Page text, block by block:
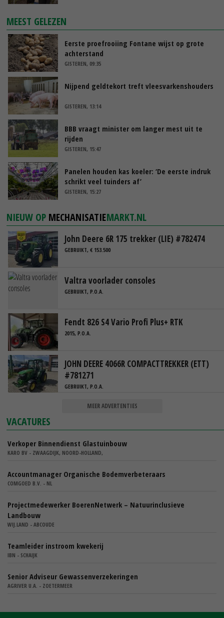
MEEST GELEZEN
Eerste proefrooiing Fontane wijst op grote
achterstand
GISTEREN, 09:35
Nijpend geldtekort treft vleesvarkenshouders
GISTEREN, 13:14
BBB vraagt minister om langer mest uit te
rijden
GISTEREN, 15:47
Panelen houden kas koeler: ‘De eerste indruk
schrikt veel tuinders af’
GISTEREN, 15:27
NIEUW OP MECHANISATIEMARKT.NL
John Deere 6R 175 trekker (LIE) #782474
GEBRUIKT, € 153.500
Valtra voorlader consoles
GEBRUIKT, P.O.A.
Fendt 826 S4 Vario Profi Plus+ RTK
2015, P.O.A.
JOHN DEERE 4066R COMPACTTREKKER (ETT)
#781271
GEBRUIKT, P.O.A.
MEER ADVERTENTIES
VACATURES
Verkoper Binnendienst Glastuinbouw
KARO BV - ZWAAGDIJK, NOORD-HOLLAND,
Accountmanager Organische Bodemverbeteraars
COMGOED B.V. - NL
Projectmedewerker BoerenNetwerk – Natuurinclusieve
Landbouw
WIJ.LAND - ABCOUDE
Teamleider instroom kwekerij
IBN - SCHAIJK
Senior Adviseur Gewassenverzekeringen
AGRIVER U.A. - ZOETERMEER